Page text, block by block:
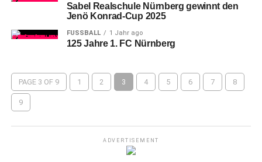
Sabel Realschule Nürnberg gewinnt den
Jenö Konrad-Cup 2025
FUSSBALL 1 Jahr ago
125 Jahre 1. FC Nürnberg
PAGE 3 OF 9 1 2 3 4 5 6 7 8
9
ADVERTISEMENT